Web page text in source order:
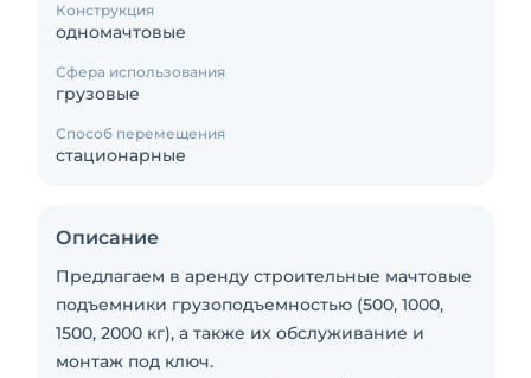
Конструкция
одномачтовые
Сфера использования
грузовые
Способ перемещения
стационарные
Описание
Предлагаем в аренду строительные мачтовые
подъемники грузоподъемностью (500, 1000,
1500, 2000 кг), а также их обслуживание и
монтаж под ключ.